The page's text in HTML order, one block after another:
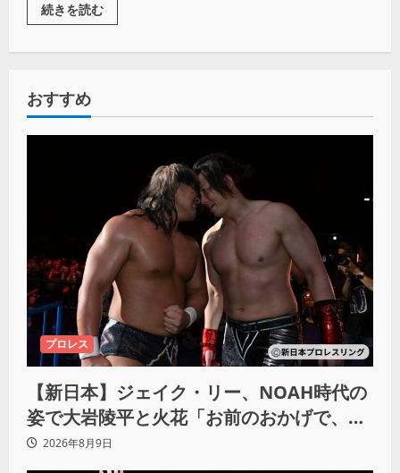
続きを読む
おすすめ
プロレス
【新日本】ジェイク・リー、NOAH時代の
姿で大岩陵平と火花「お前のおかげで、忘
れてたもの思い出したわ」
2026年8月9日